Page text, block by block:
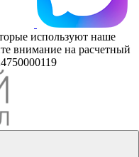
используют наше
внимание на расчетный